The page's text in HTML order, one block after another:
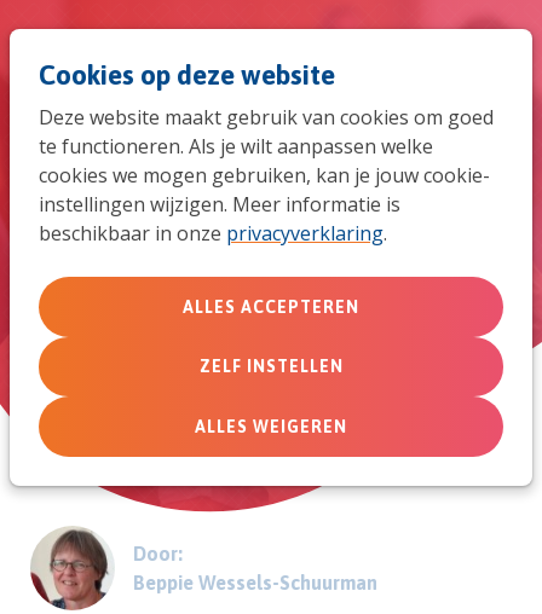
Cookies op deze website
Deze website maakt gebruik van cookies om goed
te functioneren. Als je wilt aanpassen welke
cookies we mogen gebruiken, kan je jouw cookie-
instellingen wijzigen. Meer informatie is
beschikbaar in onze privacyverklaring.
ALLES ACCEPTEREN
ZELF INSTELLEN
ALLES WEIGEREN
naar
de
Vluchtelingen met
moslimachtergrond opnemen
Re-search & Re-act
Door:
Beppie Wessels-Schuurman